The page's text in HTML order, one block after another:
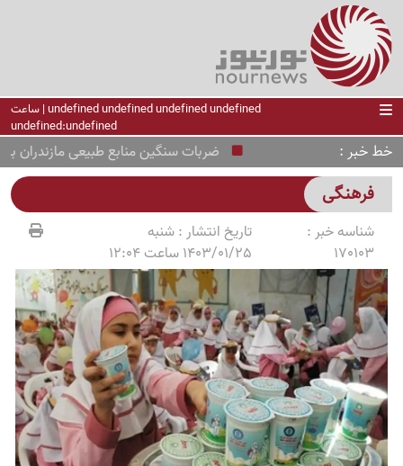
undefined undefined undefined undefined | ساعت
undefined:undefined
خط خبر ضربات سنگین منابع طبیعی مازندران به
فرهنگی
شناسه خبر :
170103
تاریخ انتشار :شنبه
1403/01/25 ساعت 12:04